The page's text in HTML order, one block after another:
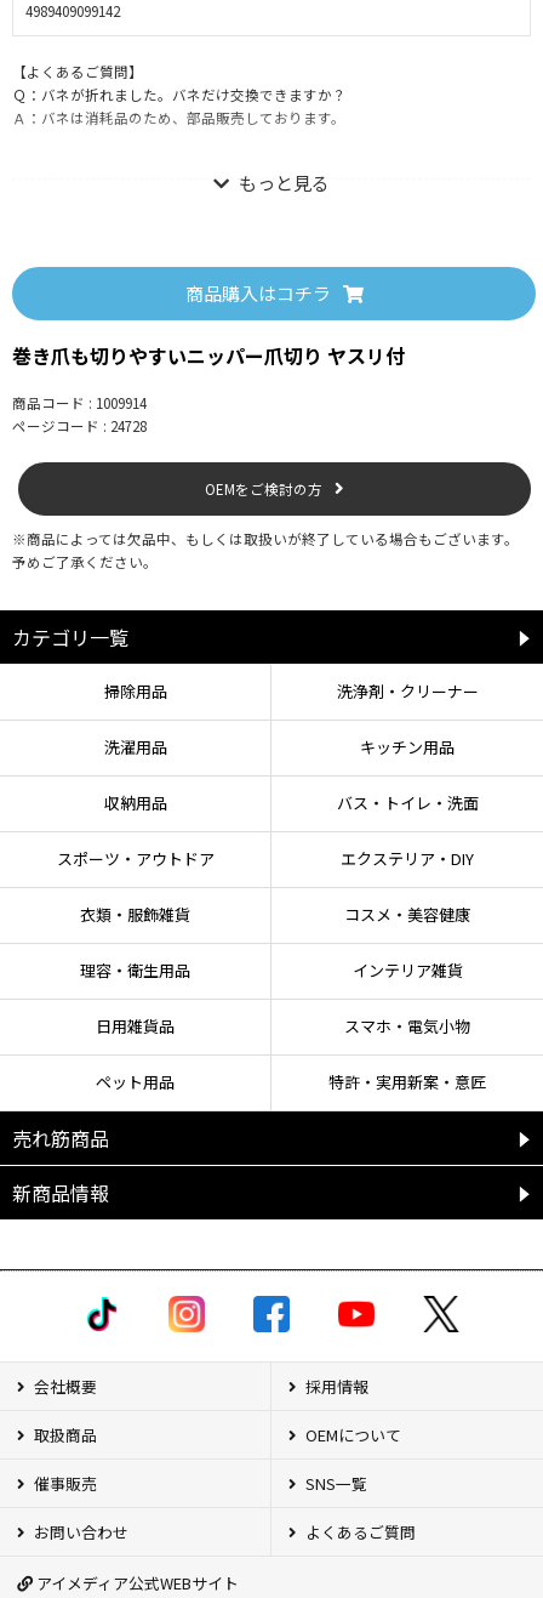
4989409099142
【よくあるご質問】
Ｑ：バネが折れました。バネだけ交換できますか？
Ａ：バネは消耗品のため、部品販売しております。
●爪を切る以外の目的には使用しないでください。
●深ヅメはケガのもとです。切りすぎないよう注意してください。
●使用後は、水気や汚れを良く拭き取り、安全キャップを付けて保管してくだ
●お子様の手の届かないところに保管してください。
商品購入はコチラ
巻き爪も切りやすいニッパー爪切り ヤスリ付
商品コード : 1009914
ページコード : 24728
OEMをご検討の方
※商品によっては欠品中、もしくは取扱いが終了している場合もございます。
予めご了承ください。
カテゴリ一覧
掃除用品 洗浄剤・クリーナー
洗濯用品 キッチン用品
収納用品 バス・トイレ・洗面
スポーツ・アウトドア エクステリア・DIY
衣類・服飾雑貨 コスメ・美容健康
理容・衛生用品 インテリア雑貨
日用雑貨品 スマホ・電気小物
ペット用品 特許・実用新案・意匠
売れ筋商品
新商品情報
会社概要 採用情報
取扱商品 OEMについて
催事販売 SNS一覧
お問い合わせ よくあるご質問
アイメディア公式WEBサイト